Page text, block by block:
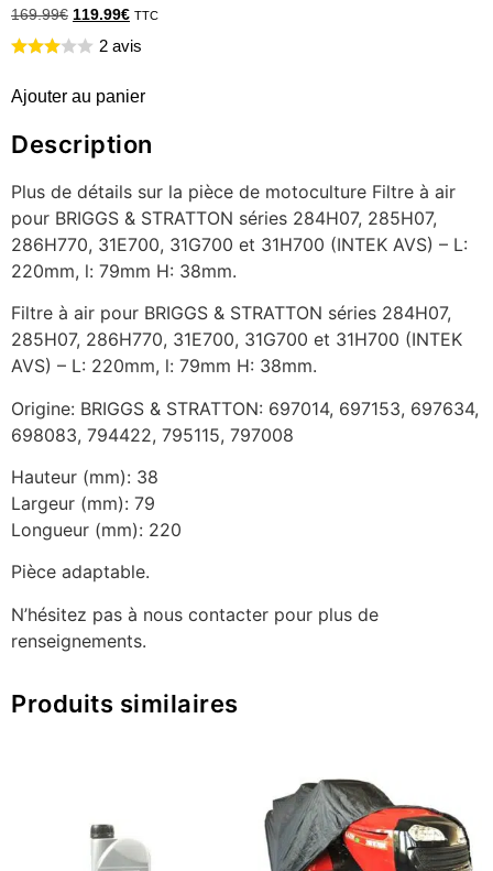
169.99€ 119.99€ TTC
2 avis
Ajouter au panier
Description
Plus de détails sur la pièce de motoculture Filtre à air
pour BRIGGS & STRATTON séries 284H07, 285H07,
286H770, 31E700, 31G700 et 31H700 (INTEK AVS) – L:
220mm, l: 79mm H: 38mm.
Filtre à air pour BRIGGS & STRATTON séries 284H07,
285H07, 286H770, 31E700, 31G700 et 31H700 (INTEK
AVS) – L: 220mm, l: 79mm H: 38mm.
Origine: BRIGGS & STRATTON: 697014, 697153, 697634,
698083, 794422, 795115, 797008
Hauteur (mm): 38
Largeur (mm): 79
Longueur (mm): 220
Pièce adaptable.
N’hésitez pas à nous contacter pour plus de
renseignements.
Produits similaires